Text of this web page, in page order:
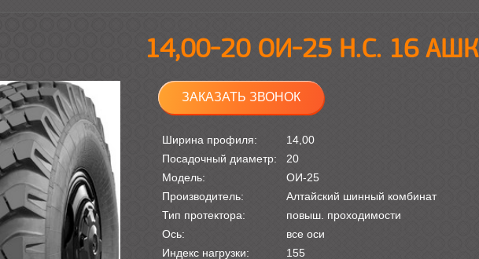
14,00-20 ОИ-25 Н.С. 16 АШК
ЗАКАЗАТЬ ЗВОНОК
Ширина профиля:
14,00
Посадочный диаметр:
20
Модель:
ОИ-25
Производитель:
Алтайский шинный комбинат
Тип протектора:
повыш. проходимости
Ось:
все оси
Индекс нагрузки:
155